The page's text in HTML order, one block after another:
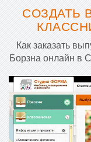
СОЗДАТЬ
Как заказать
Борзна онлайн в